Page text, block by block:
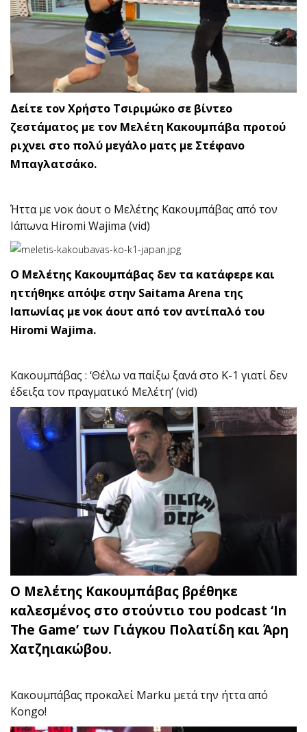
Δείτε τον Χρήστο Τσιριμώκο σε βίντεο
ζεστάματος με τον Μελέτη Κακουμπάβα προτού
ριχνει στο πολύ μεγάλο ματς με Στέφανο
Μπαγλατσάκο.
Ήττα με νοκ άουτ ο Μελέτης Κακουμπάβας από τον
Ιάπωνα Hiromi Wajima (vid)
O Μελέτης Κακουμπάβας δεν τα κατάφερε και
ηττήθηκε απόψε στην Saitama Arena της
Ιαπωνίας με νοκ άουτ από τον αντίπαλό του
Hiromi Wajima.
Κακουμπάβας : ‘Θέλω να παίξω ξανά στο Κ-1 γιατί δεν
έδειξα τον πραγματικό Μελέτη’ (vid)
Ο Μελέτης Κακουμπάβας βρέθηκε
καλεσμένος στο στούντιο του podcast ‘In
The Game’ των Γιάγκου Πολατίδη και Άρη
Χατζηιακώβου.
Κακουμπάβας προκαλεί Marku μετά την ήττα από
Kongo!